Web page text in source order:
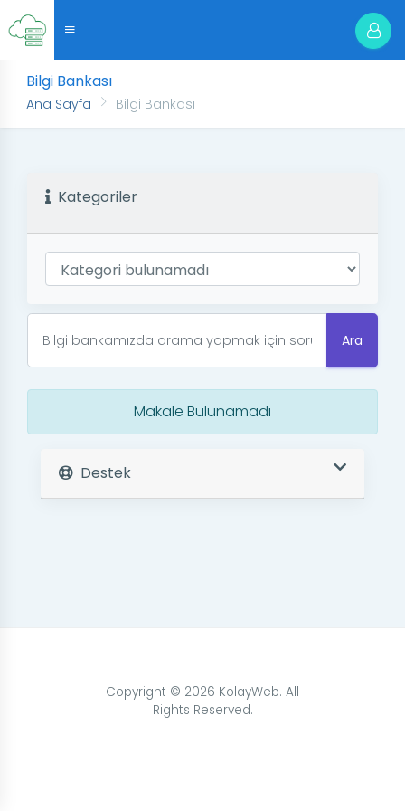
Bilgi Bankası
Ana Sayfa Bilgi Bankası
Kategoriler
Ara
Makale Bulunamadı
Destek
Copyright © 2026 KolayWeb. All
Rights Reserved.